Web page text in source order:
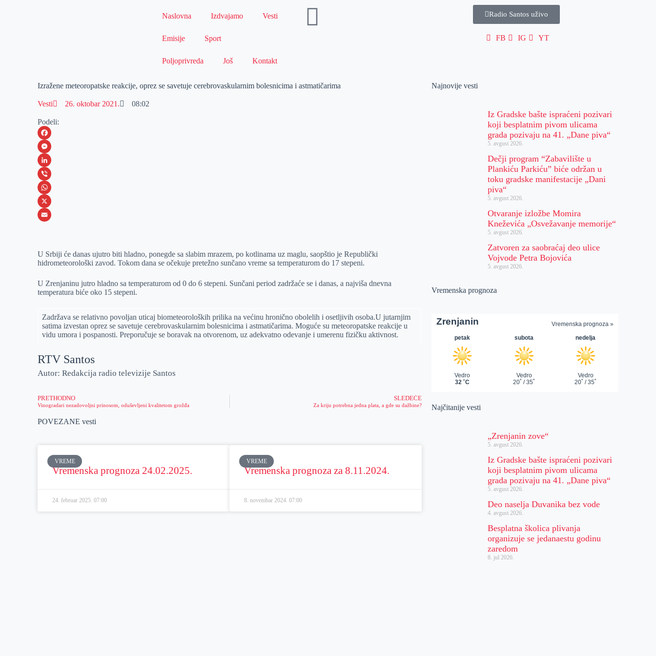
Naslovna Izdvajamo Vesti
Emisije Sport
Poljoprivreda Još Kontakt
Radio Santos uživo
FB IG YT
Izražene meteoropatske reakcije, oprez se savetuje cerebrovaskularnim bolesnicima i astmatičarima
Vesti 26. oktobar 2021. 08:02
Podeli:
F
a
c
e
b
o
M
e
s
s
e
e
L
i
n
k
I
V
i
b
W
h
s
p
p
X
a
l
U Srbiji će danas ujutro biti hladno, ponegde sa slabim mrazem, po kotlinama uz maglu, saopštio je Republički
hidrometeorološki zavod. Tokom dana se očekuje pretežno sunčano vreme sa temperaturom do 17 stepeni.
U Zrenjaninu jutro hladno sa temperaturom od 0 do 6 stepeni. Sunčani period zadržaće se i danas, a najviša dnevna
temperatura biće oko 15 stepeni.
Zadržava se relativno povolјan uticaj biometeoroloških prilika na većinu hronično obolelih i osetlјivih osoba.U jutarnjim
satima izvestan oprez se savetuje cerebrovaskularnim bolesnicima i astmatičarima. Moguće su meteoropatske reakcije u
vidu umora i pospanosti. Preporučuje se boravak na otvorenom, uz adekvatno odevanje i umerenu fizičku aktivnost.
RTV Santos
Autor: Redakcija radio televizije Santos
PRETHODNO
Vinogradari nezadovoljni prinosom, oduševljeni kvalitetom grožđa
SLEDEĆE
Za kriju potrebna jedna plata, a gde su dažbine?
POVEZANE vesti
VREME
Vremenska prognoza 24.02.2025.
24. februar 2025.07:00
VREME
Vremenska prognoza za 8.11.2024.
8. novembar 2024.07:00
Najnovije vesti
Iz Gradske bašte ispraćeni pozivari
koji besplatnim pivom ulicama
grada pozivaju na 41. „Dane piva“
5. avgust 2026.
Dečji program “Zabavilište u
Plankiću Parkiću” biće održan u
toku gradske manifestacije „Dani
piva“
5. avgust 2026.
Otvaranje izložbe Momira
Kneževića „Osvežavanje memorije“
5. avgust 2026.
Zatvoren za saobraćaj deo ulice
Vojvode Petra Bojovića
5. avgust 2026.
Vremenska prognoza
Najčitanije vesti
„Zrenjanin zove“
5. avgust 2026.
Iz Gradske bašte ispraćeni pozivari
koji besplatnim pivom ulicama
grada pozivaju na 41. „Dane piva“
5. avgust 2026.
Deo naselja Duvanika bez vode
4. avgust 2026.
Besplatna školica plivanja
organizuje se jedanaestu godinu
zaredom
8. jul 2026.